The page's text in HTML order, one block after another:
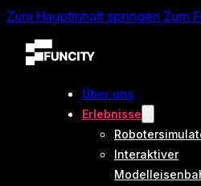
Zum Hauptinhalt springen Zum
Über uns
Erlebnisse
Interaktiver